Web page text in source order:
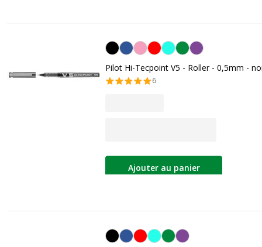
Noir
Pilot Hi-Tecpoint V5 - Roller - 0,5mm -
6
Ajouter au panier
Noir